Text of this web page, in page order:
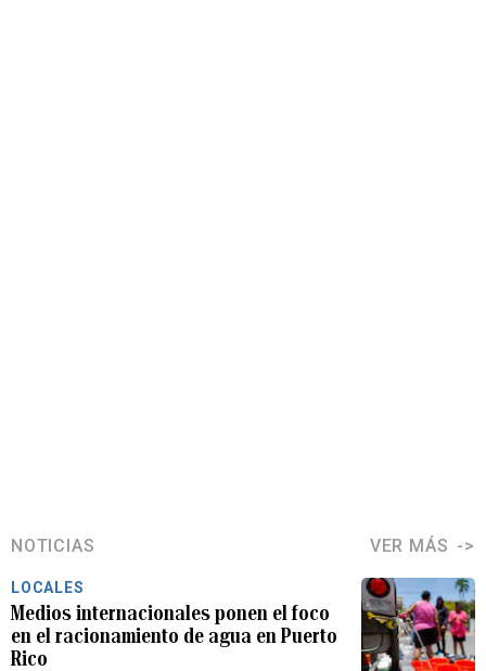
NOTICIAS VER MÁS
LOCALES
Medios internacionales ponen el foco
en el racionamiento de agua en Puerto
Rico